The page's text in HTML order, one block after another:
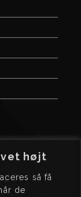
højt
så få
de